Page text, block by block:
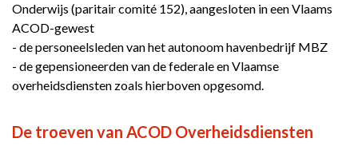
Onderwijs (paritair comité 152), aangesloten in een Vlaams
ACOD-gewest
- de personeelsleden van het autonoom havenbedrijf MBZ
- de gepensioneerden van de federale en Vlaamse
overheidsdiensten zoals hierboven opgesomd.
De troeven van ACOD Overheidsdiensten